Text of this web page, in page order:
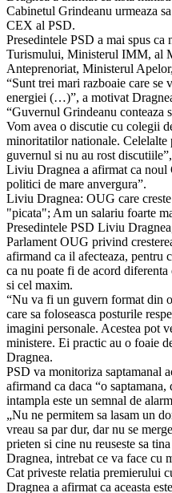
Cabinetul Grindeanu urmeaza
CEX al PSD.
Presedintele PSD a mai spus
Turismului, Ministerul IMM, al
Anteprenoriat, Ministerul
“Sunt trei mari razboaie care se
energiei (…)”, a motivat
“Guvernul Grindeanu
Vom avea o discutie cu colegii
minoritatilor nationale. Celelalte
guvernul si nu au rost
Liviu Dragnea a afirmat ca
politici de mare anvergura”.
Liviu Dragnea: OUG care
"picata"; Am un salariu foarte
Presedintele PSD Liviu
Parlament OUG privind
afirmand ca il afecteaza, pentru
ca nu poate fi de acord
si cel maxim.
“Nu va fi un guvern format din
care sa foloseasca posturile
imagini personale. Acestea pot
ministere. Ei practic au o foaie
Dragnea.
PSD va monitoriza saptamanal
afirmand ca daca “o
intampla este un semnal de
„Nu ne permitem sa lasam un
vreau sa par dur, dar nu se
prieten si cine nu reuseste sa
Dragnea, intrebat ce va face cu
Cat priveste relatia premierului
Dragnea a afirmat ca aceasta